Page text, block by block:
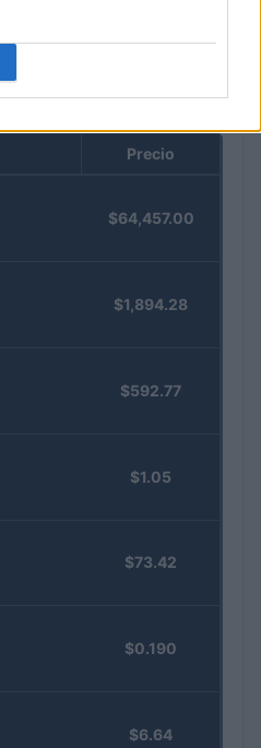
Precio
$64,457.00
$1,894.28
$592.77
$1.05
$73.42
$0.190
$6.64